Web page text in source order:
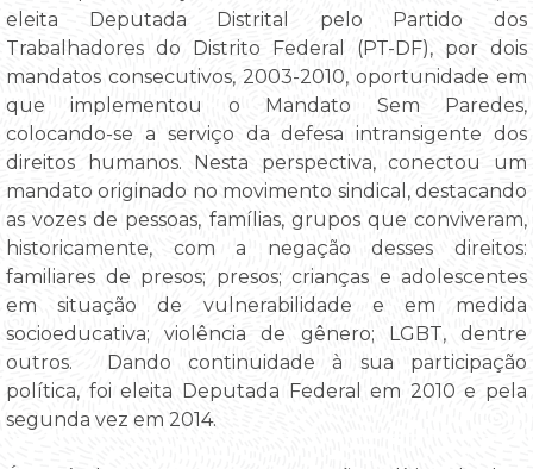
eleita Deputada Distrital pelo Partido dos
Trabalhadores do Distrito Federal (PT-DF), por dois
mandatos consecutivos, 2003-2010, oportunidade em
que implementou o Mandato Sem Paredes,
colocando-se a serviço da defesa intransigente dos
direitos humanos. Nesta perspectiva, conectou um
mandato originado no movimento sindical, destacando
as vozes de pessoas, famílias, grupos que conviveram,
historicamente, com a negação desses direitos:
familiares de presos; presos; crianças e adolescentes
em situação de vulnerabilidade e em medida
socioeducativa; violência de gênero; LGBT, dentre
outros. Dando continuidade à sua participação
política, foi eleita Deputada Federal em 2010 e pela
segunda vez em 2014.